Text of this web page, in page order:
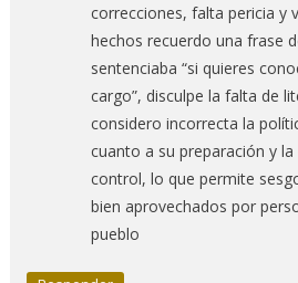
correcciones, falta pericia y
hechos recuerdo una frase
sentenciaba “si quieres
cargo”, disculpe la falta de
considero incorrecta la
cuanto a su preparación y
control, lo que permite
bien aprovechados por
pueblo